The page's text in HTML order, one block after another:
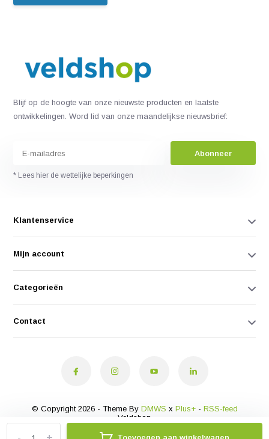
Blijf op de hoogte van onze nieuwste producten en laatste
ontwikkelingen. Word lid van onze maandelijkse nieuwsbrief:
Abonneer
* Lees hier de wettelijke beperkingen
Klantenservice
Mijn account
Categorieën
Contact
© Copyright 2026 - Theme By DMWS x Plus+- RSS-feed
Veldshop